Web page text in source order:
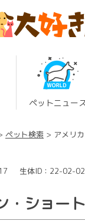
ペットニュー
ペット検索 アメリ
生体ID：22-02-
・ショー